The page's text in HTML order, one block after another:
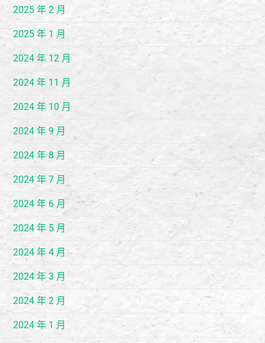
2025 年 2 月
2025 年 1 月
2024 年 12 月
2024 年 11 月
2024 年 10 月
2024 年 9 月
2024 年 8 月
2024 年 7 月
2024 年 6 月
2024 年 5 月
2024 年 4 月
2024 年 3 月
2024 年 2 月
2024 年 1 月